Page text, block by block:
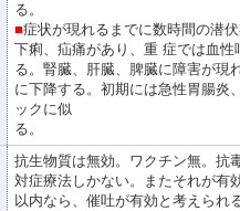
る。
■症状が現れるまでに数時間の潜
下痢、疝痛があり、重 症では血
る。腎臓、肝臓、脾臓に障害が現
に下降する。初期には急性胃腸炎
ックに似
る。
抗生物質は無効。ワクチン無。抗
対症療法しかない。またそれが有
以内なら、催吐が有効と考えられ